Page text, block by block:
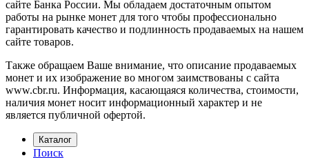
сайте Банка России. Мы обладаем достаточным опытом
работы на рынке монет для того чтобы профессионально
гарантировать качество и подлинность продаваемых на нашем
сайте товаров.
Также обращаем Ваше внимание, что описание продаваемых
монет и их изображение во многом заимствованы с сайта
www.cbr.ru. Информация, касающаяся количества, стоимости,
наличия монет носит информационный характер и не
является публичной офертой.
Каталог
Поиск